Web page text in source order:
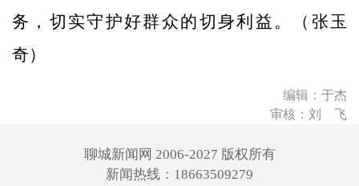
务，切实守护好群众的切身利益。（张玉
奇）
编辑：于杰
审核：刘 飞
聊城新闻网 2006-2027 版权所有
新闻热线：18663509279